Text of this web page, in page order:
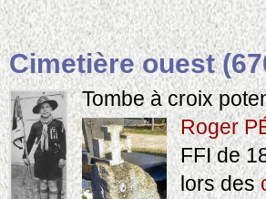
Cimetière ouest
Tombe à croix
Roger
FFI de
lors des